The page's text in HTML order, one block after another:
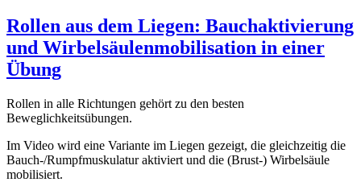
Rollen aus dem Liegen: Bauchaktivierung
und Wirbelsäulenmobilisation in einer
Übung
Rollen in alle Richtungen gehört zu den besten
Beweglichkeitsübungen.
Im Video wird eine Variante im Liegen gezeigt, die gleichzeitig die
Bauch-/Rumpfmuskulatur aktiviert und die (Brust-) Wirbelsäule
mobilisiert.